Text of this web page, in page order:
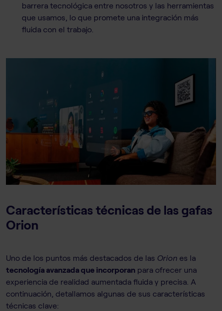
barrera tecnológica entre nosotros y las herramientas
que usamos, lo que promete una integración más
fluida con el trabajo.
Características técnicas de las gafas
Orion
Uno de los puntos más destacados de las Orion es la
tecnología avanzada que incorporan para ofrecer una
experiencia de realidad aumentada fluida y precisa. A
continuación, detallamos algunas de sus características
técnicas clave: